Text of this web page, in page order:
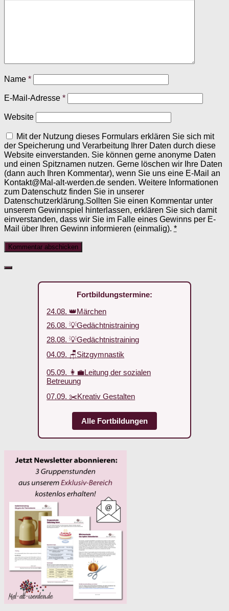
Name *
E-Mail-Adresse *
Website
Mit der Nutzung dieses Formulars erklären Sie sich mit
der Speicherung und Verarbeitung Ihrer Daten durch diese
Website einverstanden. Sie können gerne anonyme Daten
und einen Spitznamen nutzen. Gerne löschen wir Ihre Daten
(dann auch Ihren Kommentar), wenn Sie uns eine E-Mail an
Kontakt@Mal-alt-werden.de senden. Weitere Informationen
zum Datenschutz finden Sie in unserer
Datenschutzerklärung.Sollten Sie einen Kommentar unter
unserem Gewinnspiel hinterlassen, erklären Sie sich damit
einverstanden, dass wir Sie im Falle eines Gewinns per E-
Mail über Ihren Gewinn informieren (einmalig). *
Fortbildungstermine:
24.08. 👑Märchen
26.08. 💡Gedächtnistraining
28.08. 💡Gedächtnistraining
04.09. 🪑Sitzgymnastik
05.09. 👩‍💼Leitung der sozialen
Betreuung
07.09. ✂️Kreativ Gestalten
Alle Fortbildungen